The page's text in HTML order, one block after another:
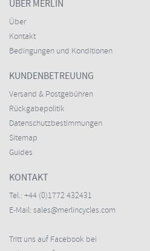
ÜBER MERLIN
Über
Kontakt
Bedingungen und Konditionen
KUNDENBETREUUNG
Versand & Postgebühren
Rückgabepolitik
Datenschutzbestimmungen
Sitemap
Guides
KONTAKT
Tel.: +44 (0)1772 432431
E-Mail: sales@merlincycles.com
Tritt uns auf Facebook bei